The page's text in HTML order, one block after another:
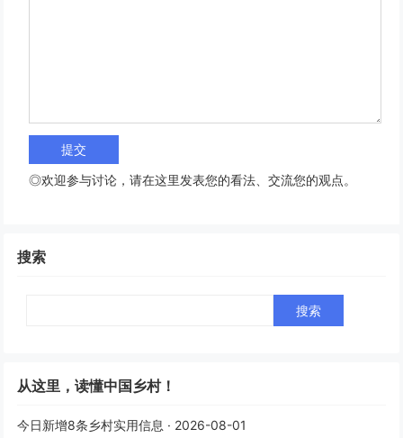
◎欢迎参与讨论，请在这里发表您的看法、交流您的观点。
搜索
Search
从这里，读懂中国乡村！
今日新增8条乡村实用信息 · 2026-08-01